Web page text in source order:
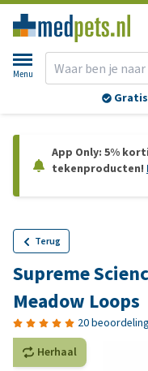
Menu
Gratis
App Only: 5%
tekenproducten!
Terug
Supreme
Meadow Loops
20
Herhaal